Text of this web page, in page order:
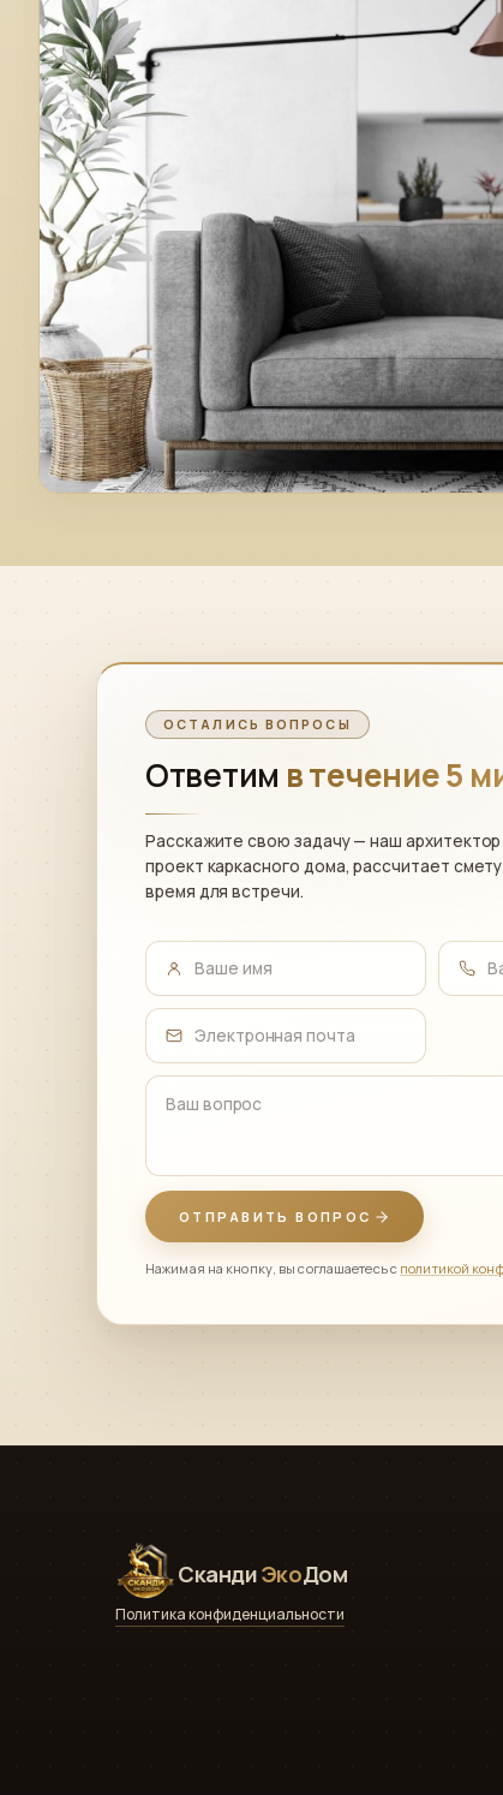
ОСТАЛИСЬ ВОПРОСЫ
Ответим в течение 5
Расскажите свою задачу — наш
проект каркасного дома, рассчитает
время для встречи.
Ваше имя
Электронная почта
Ваш вопрос
ОТПРАВИТЬ ВОПРОС
Нажимая на кнопку, вы соглашаетесь с политикой
СкандиЭкоДом
Политика конфиденциальности